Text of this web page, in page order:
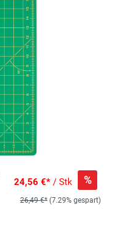
24,56 €* / Stk %
26,49 €* (7.29% gespart)